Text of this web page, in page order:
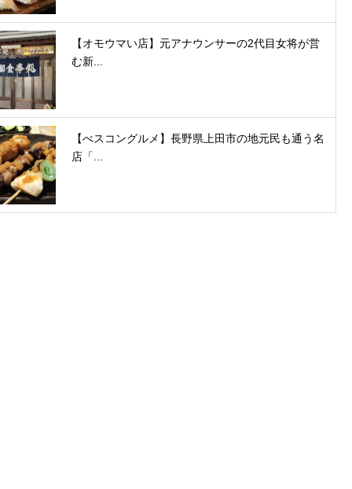
【オモウマい店】元アナウンサーの2代目女将が営
む新...
【べスコングルメ】長野県上田市の地元民も通う名
店「...